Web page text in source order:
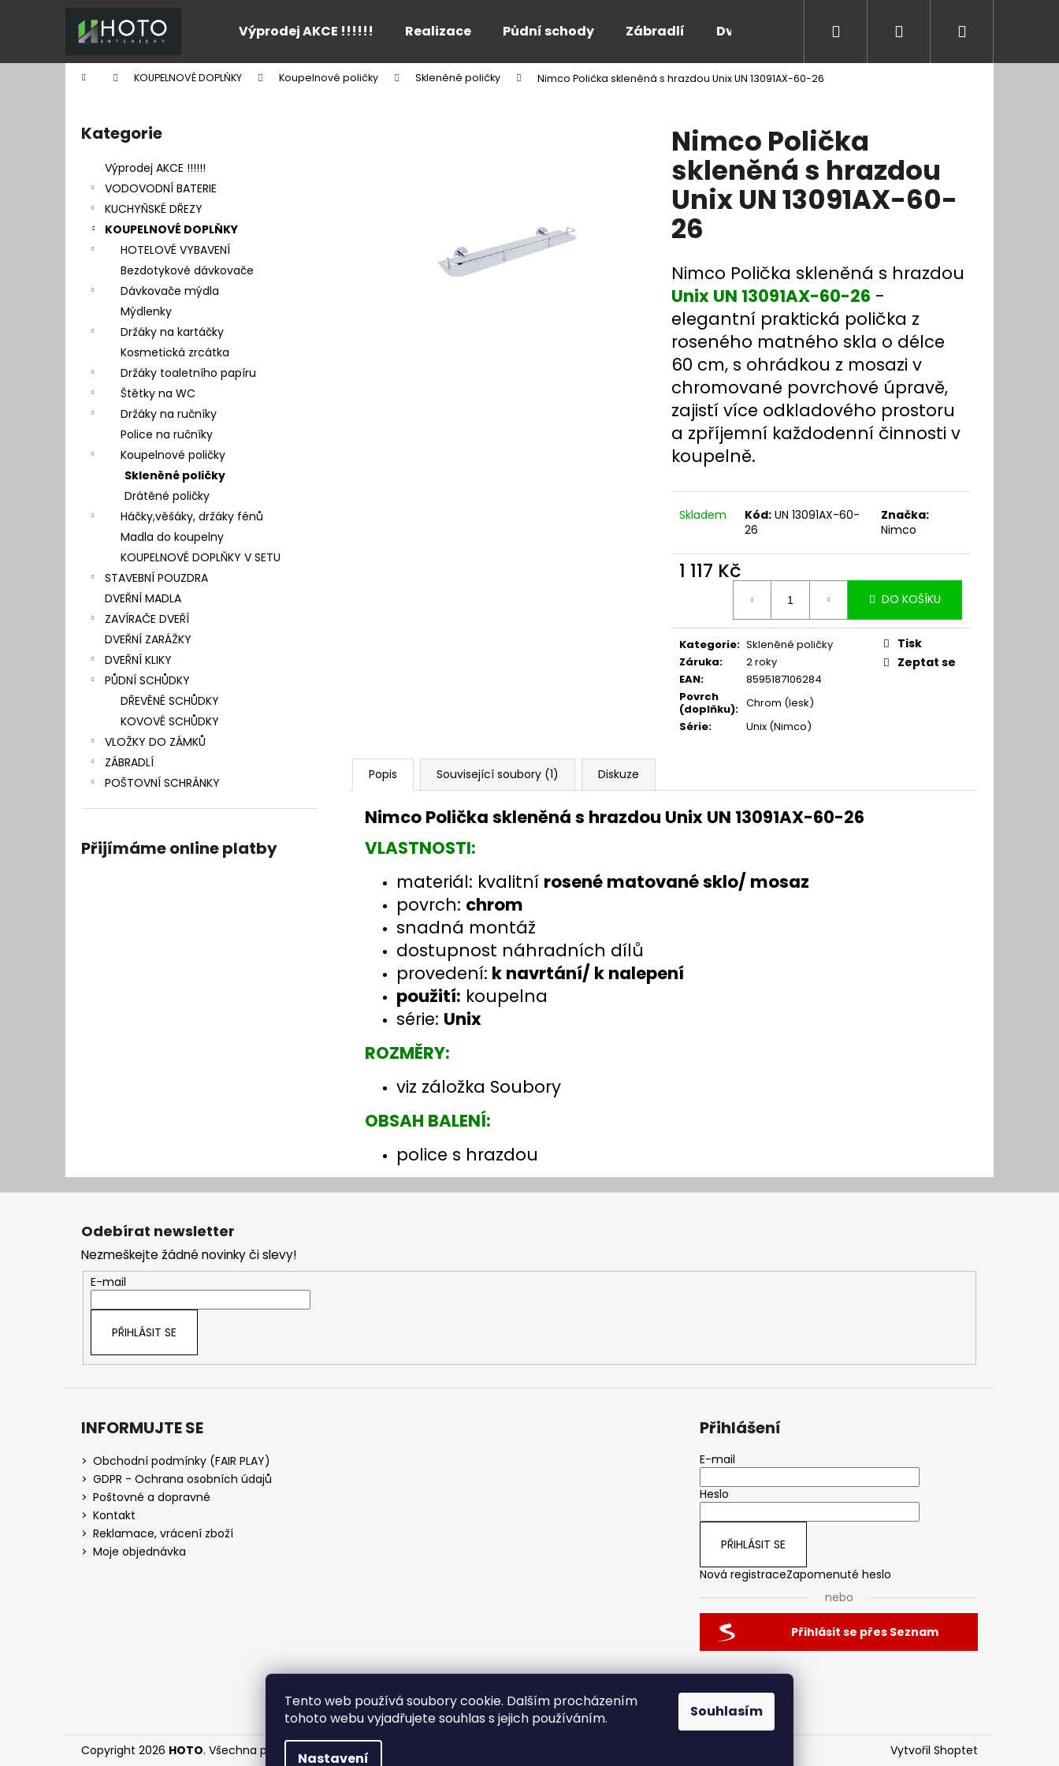
Tento web používá soubory cookie. Dalším procházením
tohoto webu vyjadřujete souhlas s jejich používáním.
Nastavení
Souhlasím
Výprodej AKCE !!!!!! Realizace Půdní schody Zábradlí Dveře a zárubně Kontakt Blog
Přihlášení
Domů KOUPELNOVÉ DOPLŇKY Koupelnové poličky Skleněné poličky Nimco Polička skleněná s hrazdou Unix UN 13091AX-60-26
Přeskočit
kategorie
Kategorie
Výprodej AKCE !!!!!!
VODOVODNÍ BATERIE
KUCHYŇSKÉ DŘEZY
KOUPELNOVÉ DOPLŇKY
HOTELOVÉ VYBAVENÍ
Bezdotykové dávkovače
Dávkovače mýdla
Mýdlenky
Držáky na kartáčky
Kosmetická zrcátka
Držáky toaletního papíru
Štětky na WC
Držáky na ručníky
Police na ručníky
Koupelnové poličky
Skleněné poličky
Drátěné poličky
Háčky,věšáky, držáky fénů
Madla do koupelny
KOUPELNOVÉ DOPLŇKY V SETU
STAVEBNÍ POUZDRA
DVEŘNÍ MADLA
ZAVÍRAČE DVEŘÍ
DVEŘNÍ ZARÁŽKY
DVEŘNÍ KLIKY
PŮDNÍ SCHŮDKY
DŘEVĚNÉ SCHŮDKY
KOVOVÉ SCHŮDKY
VLOŽKY DO ZÁMKŮ
ZÁBRADLÍ
POŠTOVNÍ SCHRÁNKY
Přijímáme online platby
Nimco Polička
skleněná s hrazdou
Unix UN 13091AX-60-
26
Nimco Polička skleněná s hrazdou
Unix UN 13091AX-60-26 -
elegantní praktická polička z
roseného matného skla o délce
60 cm, s ohrádkou z mosazi v
chromované povrchové úpravě,
zajistí více odkladového prostoru
a zpříjemní každodenní činnosti v
koupelně.
Skladem Kód: UN 13091AX-60-
26
Značka:
Nimco
1 117 Kč
DO KOŠÍKU
Kategorie: Skleněné poličky
Záruka:
2 roky
EAN:
8595187106284
Povrch
(doplňku): Chrom (lesk)
Série: Unix (Nimco)
Tisk
Zeptat se
Popis Související soubory (1) Diskuze
Nimco Polička skleněná s hrazdou Unix UN 13091AX-60-26
VLASTNOSTI:
materiál: kvalitní rosené matované sklo/ mosaz
povrch: chrom
snadná montáž
dostupnost náhradních dílů
provedení: k navrtání/ k nalepení
použití: koupelna
série: Unix
ROZMĚRY:
viz záložka Soubory
OBSAH BALENÍ:
police s hrazdou
í
Zpět
do
Zpět
do
Co potřebujete najít?
Z
Odebírat newsletter
Nezmeškejte žádné novinky či slevy!
E-mail
PŘIHLÁSIT SE
INFORMUJTE SE
Obchodní podmínky (FAIR PLAY)
GDPR - Ochrana osobních údajů
Poštovné a dopravné
Kontakt
Reklamace, vrácení zboží
Moje objednávka
Přihlášení
E-mail
Heslo
PŘIHLÁSIT SE
Nová registraceZapomenuté heslo
nebo
Přihlásit se přes Seznam
Dveřní kování Stavební pouzdro
Vytvořil Shoptet
Copyright 2026 HOTO. Všechna práva vyhrazena.